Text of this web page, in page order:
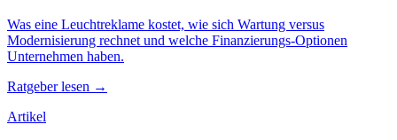
Was eine Leuchtreklame kostet, wie sich Wartung versus
Modernisierung rechnet und welche Finanzierungs-Optionen
Unternehmen haben.
Ratgeber lesen →
Artikel